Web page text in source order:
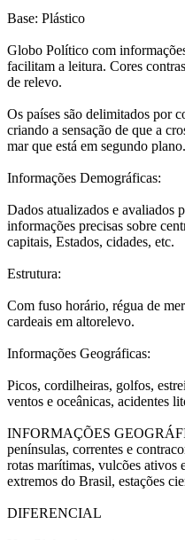
Base: Plástico
Globo Político com
facilitam a leitura. Cores
de relevo.
Os países são delimitados por
criando a sensação de que a
mar que está em segundo plano.
Informações Demográficas:
Dados atualizados e avaliados
informações precisas sobre
capitais, Estados, cidades, etc.
Estrutura:
Com fuso horário, régua de
cardeais em altorelevo.
Informações Geográficas:
Picos, cordilheiras, golfos,
ventos e oceânicas, acidentes
INFORMAÇÕES
penínsulas, correntes e
rotas marítimas, vulcões ativos
extremos do Brasil, estações
DIFERENCIAL